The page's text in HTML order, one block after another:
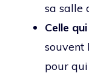
sa salle
Celle
souvent
pour